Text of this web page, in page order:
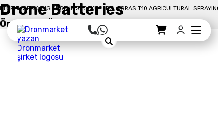
DRON IN STOCK! DJI AGRAS T10 AGRICULTURAL SPRAYING DRON IN
Sepet
Sepet Detayı Ödemeye Geç
Drone Batteries
Öne Çıkan Ürün